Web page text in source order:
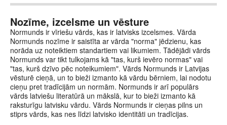
Nozīme, izcelsme un vēsture
Normunds ir vīriešu vārds, kas ir latvisks izcelsmes. Vārda
Normunds nozīme ir saistīta ar vārda "norma" jēdzienu, kas
norāda uz noteiktiem standartiem vai likumiem. Tādējādi vārds
Normunds var tikt tulkojams kā "tas, kurš ievēro normas" vai
"tas, kurš dzīvo pēc noteikumiem". Vārds Normunds ir Latvijas
vēsturē cieņā, un to bieži izmanto kā vārdu bērniem, lai nodotu
cieņu pret tradīcijām un normām. Normunds ir arī populārs
vārds latviešu literatūrā un mākslā, kur to bieži izmanto kā
raksturīgu latvisku vārdu. Vārds Normunds ir cieņas pilns un
stiprs vārds, kas nes līdzi latvisko identitāti un tradīcijas.